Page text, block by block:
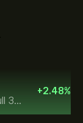
Direxion Daily S&P Biotech Bull 3X ETF
+2.48%